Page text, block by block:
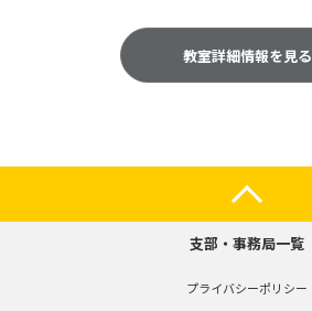
教室詳細情報を見る
支部・事務局一覧
プライバシーポリシー